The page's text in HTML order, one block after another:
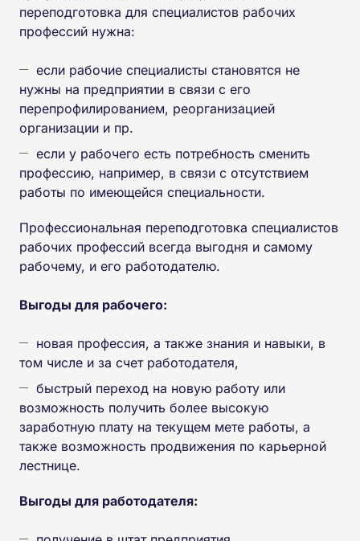
переподготовка для специалистов рабочих
профессий нужна:
если рабочие специалисты становятся не
нужны на предприятии в связи с его
перепрофилированием, реорганизацией
организации и пр.
если у рабочего есть потребность сменить
профессию, например, в связи с отсутствием
работы по имеющейся специальности.
Профессиональная переподготовка специалистов
рабочих профессий всегда выгодня и самому
рабочему, и его работодателю.
Выгоды для рабочего:
новая профессия, а также знания и навыки, в
том числе и за счет работодателя,
быстрый переход на новую работу или
возможность получить более высокую
заработную плату на текущем мете работы, а
также возможность продвижения по карьерной
лестнице.
Выгоды для работодателя: